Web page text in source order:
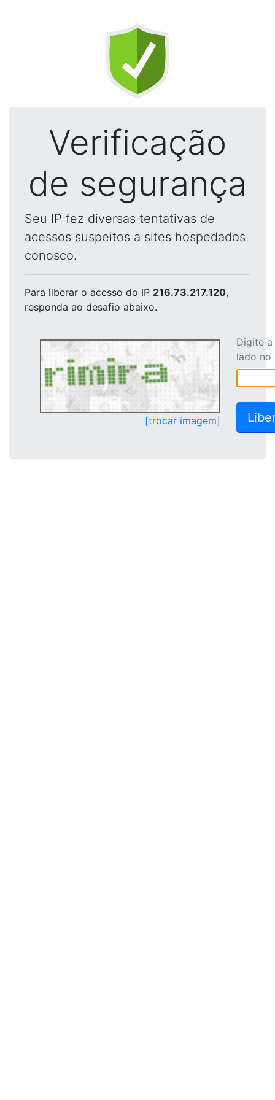
Verificação
de segurança
Seu IP fez diversas tentativas de
acessos suspeitos a sites hospedados
conosco.
Para liberar o acesso do IP 216.73.217.120,
responda ao desafio abaixo.
[trocar imagem]
Digite
lado no